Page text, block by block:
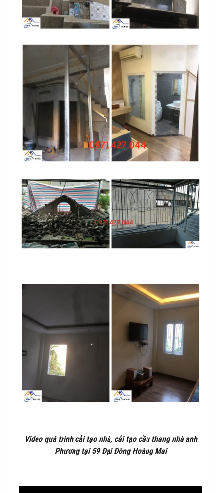
Video quá trình cải tạo nhà, cải tạo cầu thang nhà anh
Phương tại 59 Đại Đồng Hoàng Mai